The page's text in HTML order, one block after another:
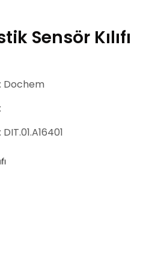
Sensör Kılıfı
: Dochem
:
: DIT.01.A16401